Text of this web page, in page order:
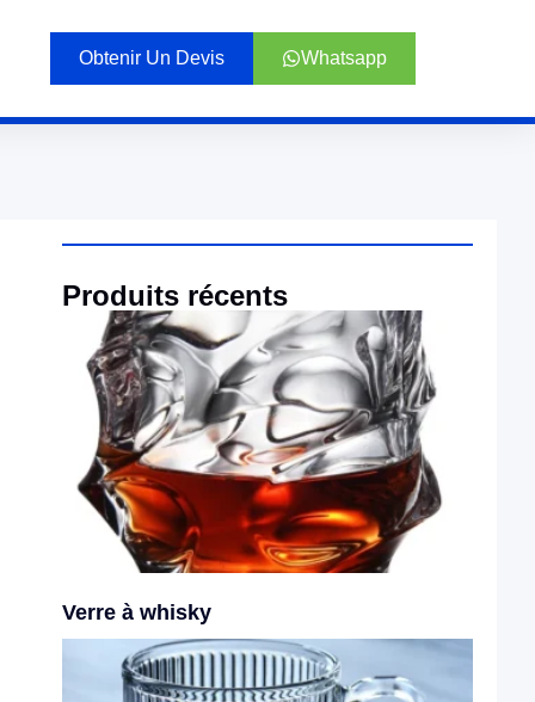
Obtenir Un Devis Whatsapp
Produits récents
Verre à whisky